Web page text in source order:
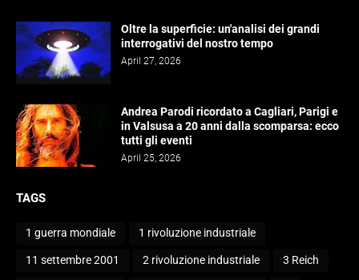
Oltre la superficie: un'analisi dei grandi
interrogativi del nostro tempo
April 27, 2026
Andrea Parodi ricordato a Cagliari, Parigi e
in Valsusa a 20 anni dalla scomparsa: ecco
tutti gli eventi
April 25, 2026
TAGS
1 guerra mondiale 1 rivoluzione industriale
11 settembre 2001 2 rivoluzione industriale 3 Reich